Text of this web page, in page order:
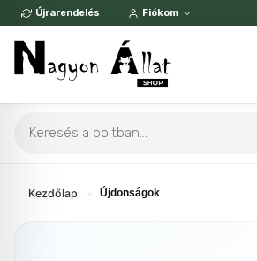
Skip
content
Újrarendelés Fiókom
search
Kezdőlap Újdonságok